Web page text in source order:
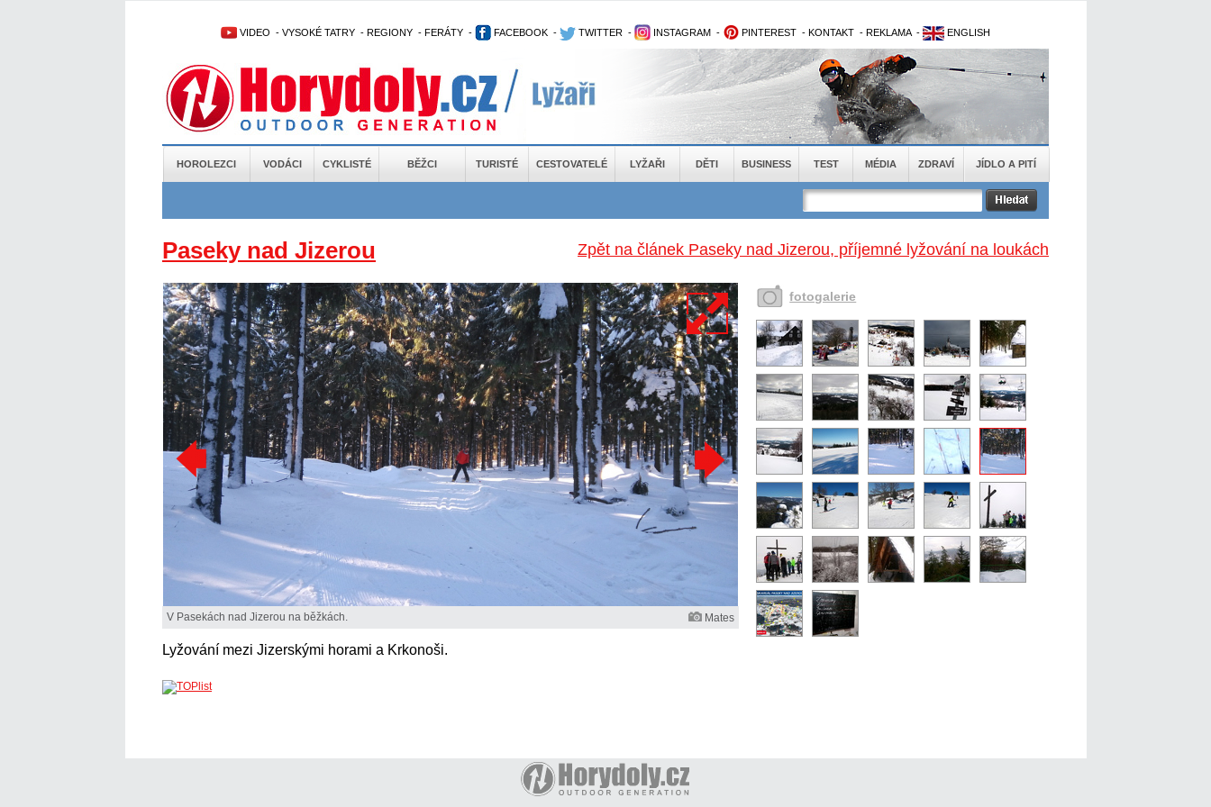
VIDEO - VYSOKÉ TATRY - REGIONY - FERÁTY - FACEBOOK - TWITTER - INSTAGRAM - PINTEREST - KONTAKT - REKLAMA - ENGLISH
HOROLEZCI VODÁCI CYKLISTÉ BĚŽCI TURISTÉ CESTOVATELÉ LYŽAŘI DĚTI BUSINESS TEST MÉDIA ZDRAVÍ JÍDLO A PITÍ
Zpět na článek Paseky nad Jizerou, příjemné lyžování na loukách
Paseky nad Jizerou
V Pasekách nad Jizerou na běžkách. Mates
Lyžování mezi Jizerskými horami a Krkonoši.
fotogalerie